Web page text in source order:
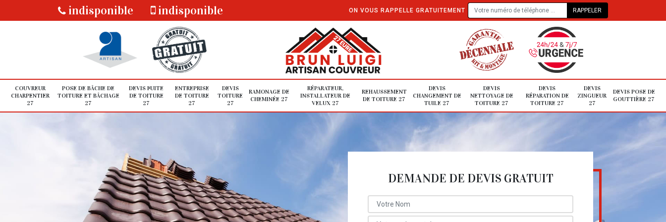
indisponible indisponible ON VOUS RAPPELLE GRATUITEMENT
COUVREUR
CHARPENTIER
27
POSE DE BÂCHE DE
TOITURE ET BÂCHAGE
27
DEVIS FUITE
DE TOITURE
27
ENTREPRISE
DE TOITURE
27
DEVIS
TOITURE
27
RAMONAGE DE
CHEMINÉE 27
RÉPARATEUR,
INSTALLATEUR DE
VELUX 27
REHAUSSEMENT
DE TOITURE 27
DEVIS
CHANGEMENT DE
TUILE 27
DEVIS
NETTOYAGE DE
TOITURE 27
DEVIS
RÉPARATION DE
TOITURE 27
DEVIS
ZINGUEUR
27
DEVIS POSE DE
GOUTTIÈRE 27
DEMANDE DE DEVIS GRATUIT